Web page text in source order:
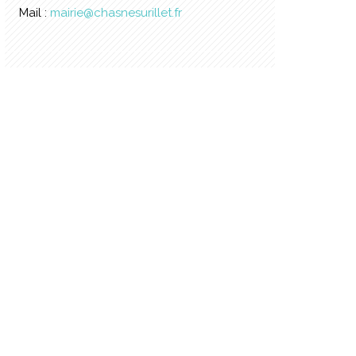
Mail : mairie@chasnesurillet.fr